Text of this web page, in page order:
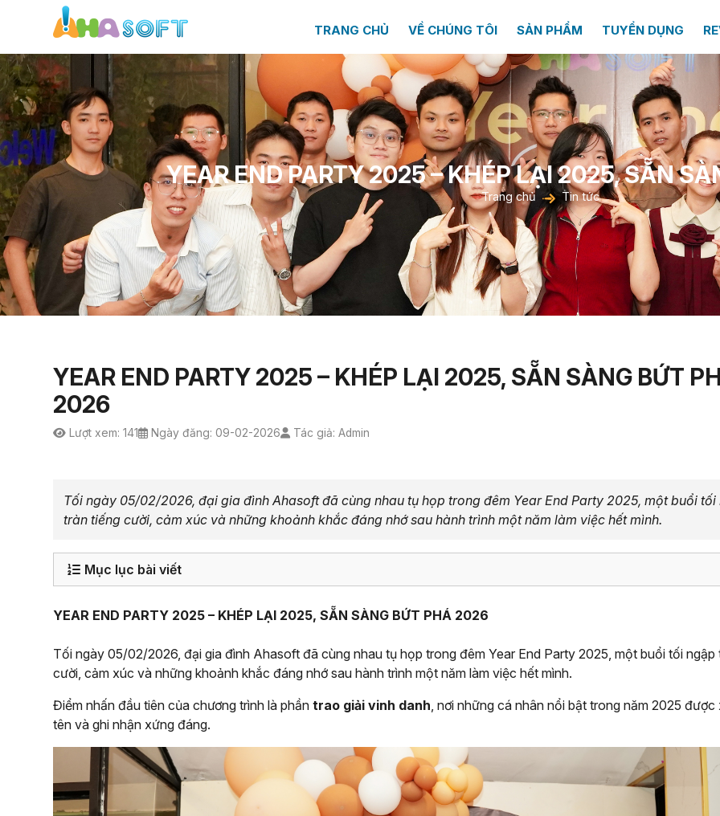
TRANG CHỦ VỀ CHÚNG TÔI SẢN PHẨM TUYỂN DỤNG
YEAR END PARTY 2025 – KHÉP LẠI 2025, SẴN
Trang chủ Tin tức
YEAR END PARTY 2025 – KHÉP LẠI 2025, SẴN SÀNG BỨT
2026
Lượt xem: 141 Ngày đăng: 09-02-2026 Tác giả: Admin
Tối ngày 05/02/2026, đại gia đình Ahasoft đã cùng nhau tụ họp trong đêm Year End Party 2025, một buổi tối
tràn tiếng cười, cảm xúc và những khoảnh khắc đáng nhớ sau hành trình một năm làm việc hết mình.
Mục lục bài viết
YEAR END PARTY 2025 – KHÉP LẠI 2025, SẴN SÀNG BỨT PHÁ 2026
Tối ngày 05/02/2026, đại gia đình Ahasoft đã cùng nhau tụ họp trong đêm Year End Party 2025, một buổi tối ngập
cười, cảm xúc và những khoảnh khắc đáng nhớ sau hành trình một năm làm việc hết mình.
Điểm nhấn đầu tiên của chương trình là phần trao giải vinh danh , nơi những cá nhân nổi bật trong năm 2025
tên và ghi nhận xứng đáng.